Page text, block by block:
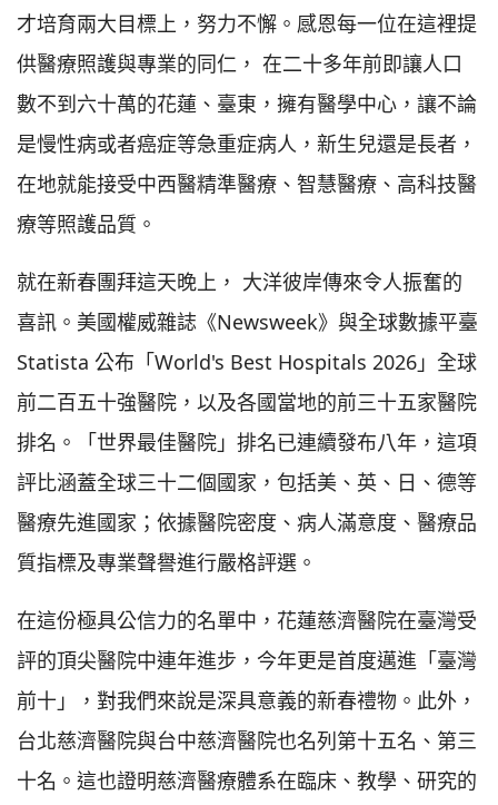
才培育兩大目標上，努力不懈。感恩每一位在這裡提
供醫療照護與專業的同仁， 在二十多年前即讓人口
數不到六十萬的花蓮、臺東，擁有醫學中心，讓不論
是慢性病或者癌症等急重症病人，新生兒還是長者，
在地就能接受中西醫精準醫療、智慧醫療、高科技醫
療等照護品質。
就在新春團拜這天晚上， 大洋彼岸傳來令人振奮的
喜訊。美國權威雜誌《Newsweek》與全球數據平臺
Statista 公布「World's Best Hospitals 2026」全球
前二百五十強醫院，以及各國當地的前三十五家醫院
排名。「世界最佳醫院」排名已連續發布八年，這項
評比涵蓋全球三十二個國家，包括美、英、日、德等
醫療先進國家；依據醫院密度、病人滿意度、醫療品
質指標及專業聲譽進行嚴格評選。
在這份極具公信力的名單中，花蓮慈濟醫院在臺灣受
評的頂尖醫院中連年進步，今年更是首度邁進「臺灣
前十」，對我們來說是深具意義的新春禮物。此外，
台北慈濟醫院與台中慈濟醫院也名列第十五名、第三
十名。這也證明慈濟醫療體系在臨床、教學、研究的